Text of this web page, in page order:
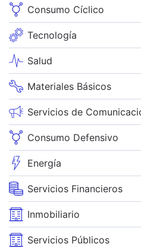
Consumo Cíclico
Tecnología
Salud
Materiales Básicos
Servicios de
Consumo Defensivo
Energía
Servicios Financieros
Inmobiliario
Servicios Públicos